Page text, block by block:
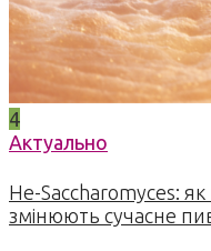
4
Актуально
Не-Saccharomyces: як
змінюють сучасне